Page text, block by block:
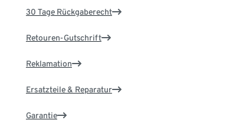
30 Tage Rückgaberecht
Retouren-Gutschrift
Reklamation
Ersatzteile & Reparatur
Garantie